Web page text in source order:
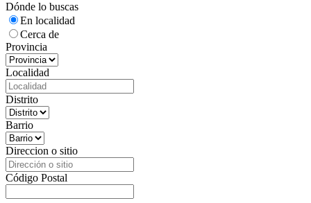
Dónde lo buscas
En localidad
Cerca de
Provincia
Localidad
Distrito
Barrio
Direccion o sitio
Código Postal